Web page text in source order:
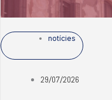
notícies
29/07/2026